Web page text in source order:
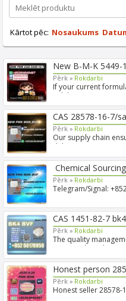
Kārtot pēc: Nosaukums
New B-M-K 5449-
Pērk » Rokdarbi
If your current
solub...
CAS 28578-16-7/
Pērk » Rokdarbi
Our supply chain
delivery, s...
Chemical
Pērk »Rokdarbi
Telegram/Signal:
CAS 1451-82-7
Pērk » Rokdarbi
The quality
Bromovaleroph...
Honest person
Pērk » Rokdarbi
Honest seller 28578-